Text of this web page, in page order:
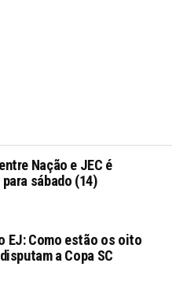
Nação e JEC é
sábado (14)
EJ: Como estão os oito
a Copa SC